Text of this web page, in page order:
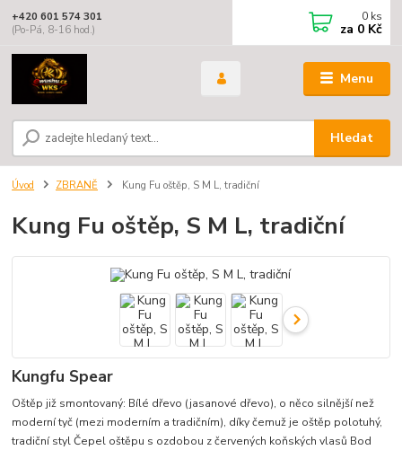
Menu
Hledat
+420 601 574 301
(Po-Pá, 8-16 hod.)
0 ks
za 0 Kč
Úvod ZBRANĚ Kung Fu oštěp, S M L, tradiční
Kung Fu oštěp, S M L, tradiční
Kungfu Spear
Oštěp již smontovaný: Bílé dřevo (jasanové dřevo), o něco silnější než
moderní tyč (mezi moderním a tradičním), díky čemuž je oštěp polotuhý,
tradiční styl Čepel oštěpu s ozdobou z červených koňských vlasů Bod